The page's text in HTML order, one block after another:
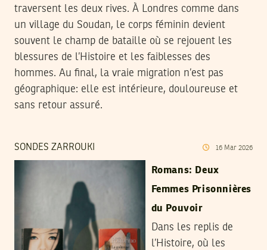
traversent les deux rives. À Londres comme dans
un village du Soudan, le corps féminin devient
souvent le champ de bataille où se rejouent les
blessures de l’Histoire et les faiblesses des
hommes. Au final, la vraie migration n’est pas
géographique: elle est intérieure, douloureuse et
sans retour assuré.
SONDES ZARROUKI 16 Mar 2026
Romans: Deux
Femmes Prisonnières
du Pouvoir
Dans les replis de
l’Histoire, où les